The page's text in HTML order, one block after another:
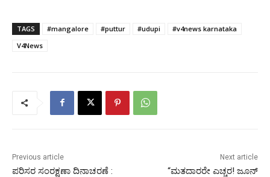
TAGS #mangalore #puttur #udupi
#v4news karnataka
V4News
Previous article
ಪರಿಸರ ಸಂರಕ್ಷಣಾ ದಿನಾಚರಣೆ :
Next article
“ಮತದಾರರೇ ಎಚ್ಚರ! ಜೂನ್